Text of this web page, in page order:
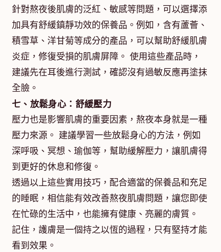
針對熬夜後肌膚的泛紅、敏感等問題，可以選擇添
加具有舒緩鎮靜功效的保養品。例如，含有蘆薈、
積雪草、洋甘菊等成分的產品，可以幫助舒緩肌膚
炎症，修復受損的肌膚屏障。 使用這些產品時，
建議先在耳後進行測試，確認沒有過敏反應再塗抹
全臉。
七、放鬆身心：舒緩壓力
壓力也是影響肌膚的重要因素，熬夜本身就是一種
壓力來源。 建議學習一些放鬆身心的方法，例如
深呼吸、冥想、瑜伽等，幫助緩解壓力，讓肌膚得
到更好的休息和修復。
透過以上這些實用技巧，配合適當的保養品和充足
的睡眠，相信能有效改善熬夜肌膚問題，讓您即使
在忙碌的生活中，也能擁有健康、亮麗的膚質。
記住，護膚是一個持之以恆的過程，只有堅持才能
看到效果。